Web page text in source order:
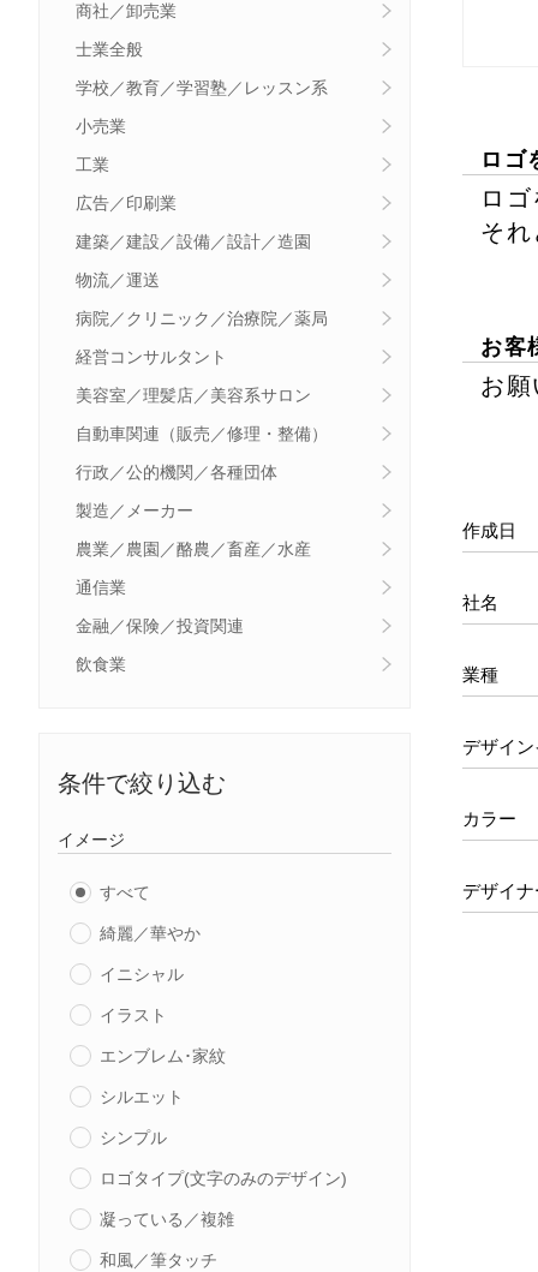
商社／卸売業
士業全般
学校／教育／学習塾／レッスン系
小売業
工業
広告／印刷業
建築／建設／設備／設計／造園
物流／運送
病院／クリニック／治療院／薬局
経営コンサルタント
美容室／理髪店／美容系サロン
自動車関連（販売／修理・整備）
行政／公的機関／各種団体
製造／メーカー
農業／農園／酪農／畜産／水産
通信業
金融／保険／投資関連
飲食業
条件で絞り込む
イメージ
すべて
綺麗／華やか
イニシャル
イラスト
エンブレム･家紋
シルエット
シンプル
ロゴタイプ(文字のみのデザイン)
凝っている／複雑
和風／筆タッチ
ロゴ
ロ
そ
お客
お
作成日
社名
業種
デザイ
カラー
デザイナ